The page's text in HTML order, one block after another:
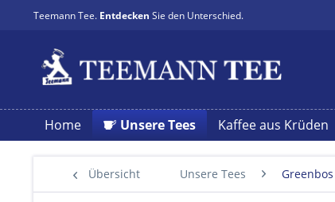
Teemann Tee. Entdecken Sie den Unterschied.
Home Unsere Tees Kaffee aus Krüden
Übersicht Unsere Tees Greenbos